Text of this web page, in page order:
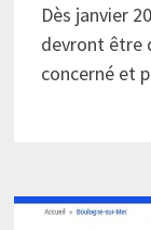
Dès janvier
devront être
concerné et